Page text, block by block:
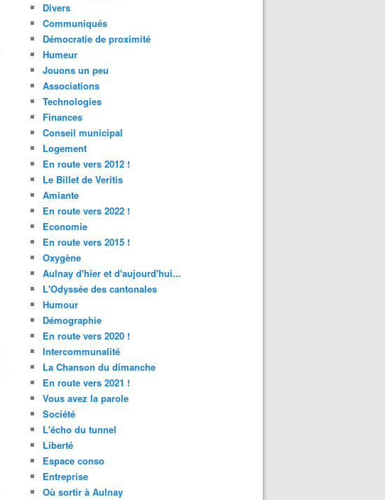
Divers
Communiqués
Démocratie de proximité
Humeur
Jouons un peu
Associations
Technologies
Finances
Conseil municipal
Logement
En route vers 2012 !
Le Billet de Veritis
Amiante
En route vers 2022 !
Economie
En route vers 2015 !
Oxygène
Aulnay d'hier et d'aujourd'hui...
L'Odyssée des cantonales
Humour
Démographie
En route vers 2020 !
Intercommunalité
La Chanson du dimanche
En route vers 2021 !
Vous avez la parole
Société
L'écho du tunnel
Liberté
Espace conso
Entreprise
Où sortir à Aulnay